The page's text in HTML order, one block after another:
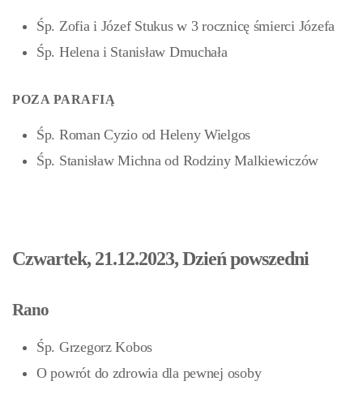
Śp. Zofia i Józef Stukus w 3 rocznicę śmierci Józefa
Śp. Helena i Stanisław Dmuchała
POZA PARAFIĄ
Śp. Roman Cyzio od Heleny Wielgos
Śp. Stanisław Michnaod Rodziny Malkiewiczów
Czwartek, 21.12.2023, Dzień powszedni
Rano
Śp. Grzegorz Kobos
O powrót do zdrowia dla pewnej osoby